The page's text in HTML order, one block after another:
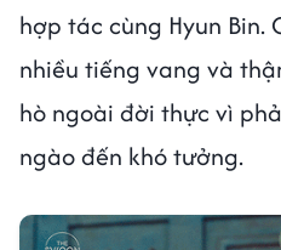
hợp tác cùng Hyun
nhiều tiếng vang và
hò ngoài đời thực vì
ngào đến khó tưởng.